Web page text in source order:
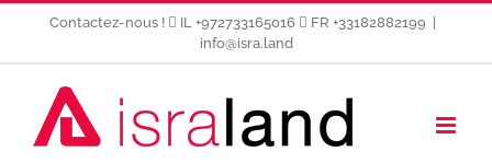
Contactez-nous ! IL +972733165016 FR +33182882199
info@isra.land